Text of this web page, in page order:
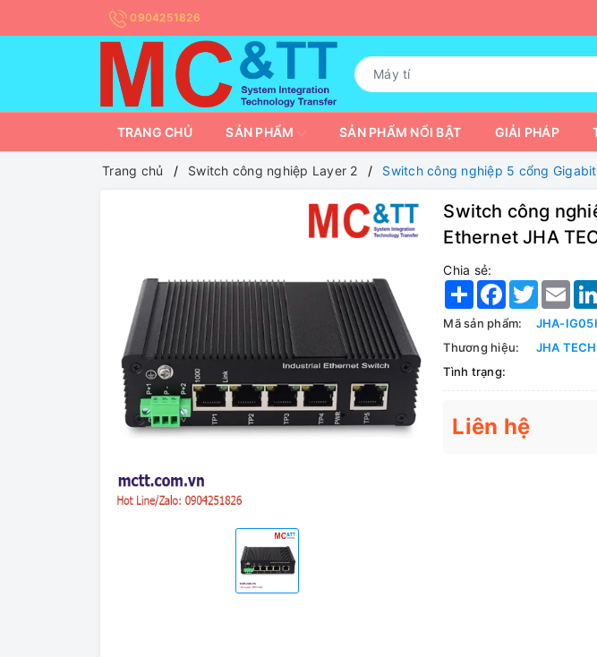
0904251826
TRANG CHỦ SẢN PHẨM SẢN PHẨM NỔI BẬT GIẢI PHÁP
Trang chủ Switch công nghiệp Layer 2 Switch công nghiệp 5 cổng
Switch công
Ethernet JHA
Chia sẻ:
Share Facebook
Twitter
Mã sản phẩm:
JHA-
Thương hiệu:
JHA TECH
Tình trạng:
Liên hệ